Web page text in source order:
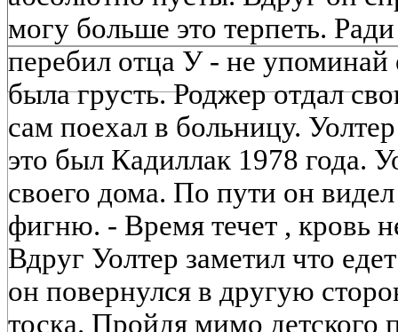
могу больше это терпеть.
перебил отца У - не
была грусть. Роджер отдал
сам поехал в больницу.
это был Кадиллак 1978 года.
своего дома. По пути он
фигню. - Время течет , кровь
Вдруг Уолтер заметил что
он повернулся в другую
тоска. Пройдя мимо детского